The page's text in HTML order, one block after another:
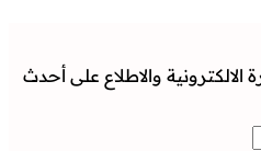
والاطلاع على أحدث